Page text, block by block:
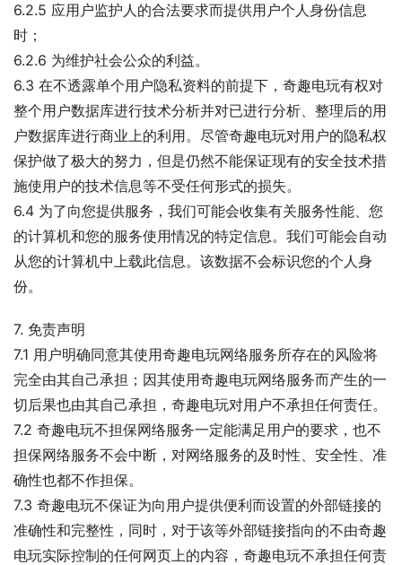
6.2.5 应用户监护人的合法要求而提供用户个人身份信息
时；
6.2.6 为维护社会公众的利益。
6.3 在不透露单个用户隐私资料的前提下，奇趣电玩有权对
整个用户数据库进行技术分析并对已进行分析、整理后的用
户数据库进行商业上的利用。尽管奇趣电玩对用户的隐私权
保护做了极大的努力，但是仍然不能保证现有的安全技术措
施使用户的技术信息等不受任何形式的损失。
6.4 为了向您提供服务，我们可能会收集有关服务性能、您
的计算机和您的服务使用情况的特定信息。我们可能会自动
从您的计算机中上载此信息。该数据不会标识您的个人身
份。
7. 免责声明
7.1 用户明确同意其使用奇趣电玩网络服务所存在的风险将
完全由其自己承担；因其使用奇趣电玩网络服务而产生的一
切后果也由其自己承担，奇趣电玩对用户不承担任何责任。
7.2 奇趣电玩不担保网络服务一定能满足用户的要求，也不
担保网络服务不会中断，对网络服务的及时性、安全性、准
确性也都不作担保。
7.3 奇趣电玩不保证为向用户提供便利而设置的外部链接的
准确性和完整性，同时，对于该等外部链接指向的不由奇趣
电玩实际控制的任何网页上的内容，奇趣电玩不承担任何责